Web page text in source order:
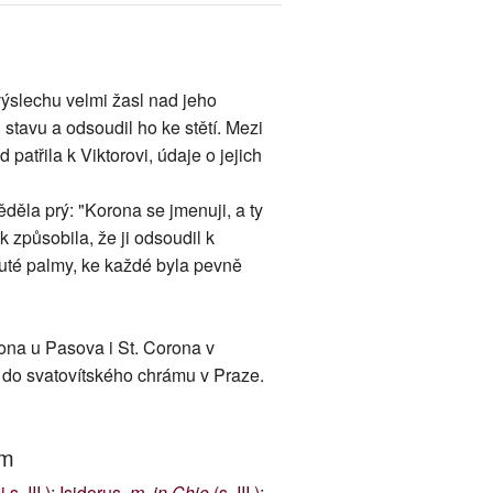
velmi žasl nad jeho
a odsoudil ho ke stětí. Mezi
patřila k Viktorovi, údaje o jejich
prý: "Korona se jmenuji, a ty
způsobila, že ji odsoudil k
palmy, ke každé byla pevně
u Pasova i St. Corona v
svatovítského chrámu v Praze.